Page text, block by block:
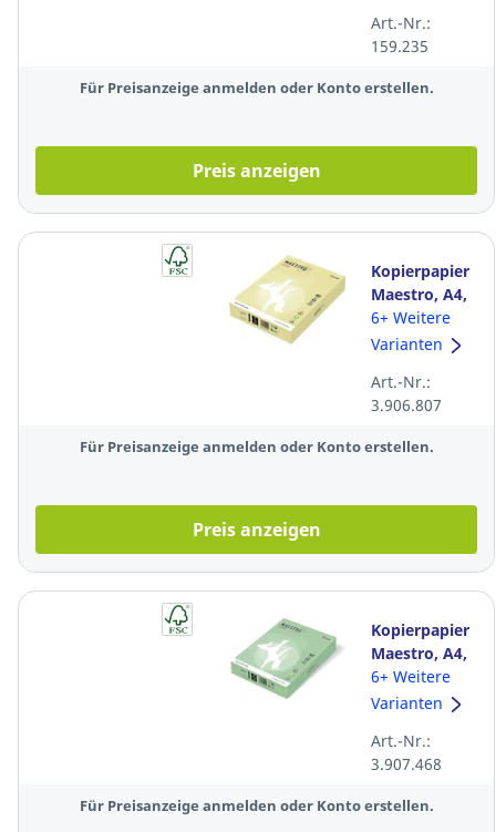
kan.gelb, pas.
500Bl
Art.-Nr.:
159.235
Für Preisanzeige anmelden oder Konto erstellen.
Preis anzeigen
Kopierpapier
Maestro, A4,
80g, gelb, 500
Blatt
6+ Weitere
Varianten
Art.-Nr.:
3.906.807
Für Preisanzeige anmelden oder Konto erstellen.
Preis anzeigen
Kopierpapier
Maestro, A4,
80g,
mittelgrün,
6+ Weitere
Varianten
Art.-Nr.:
3.907.468
Für Preisanzeige anmelden oder Konto erstellen.